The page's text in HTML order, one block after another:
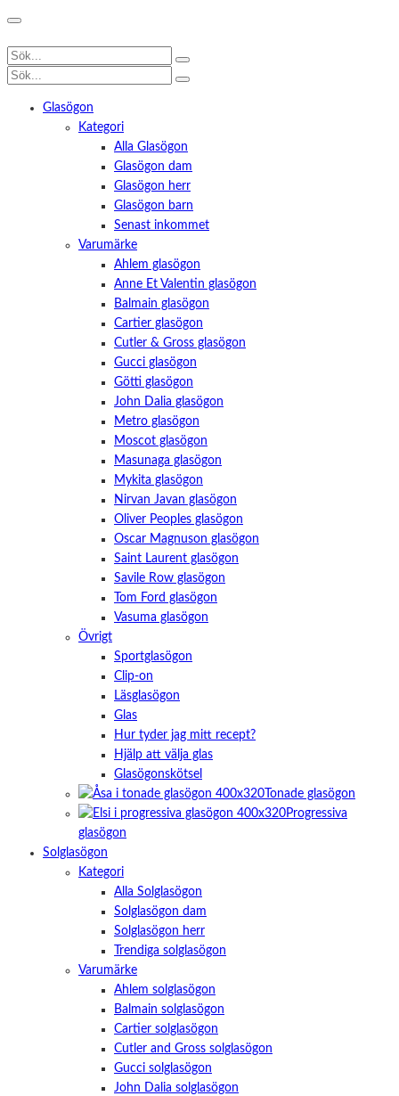
Glasögon
Kategori
Alla Glasögon
Glasögon dam
Glasögon herr
Glasögon barn
Senast inkommet
Varumärke
Ahlem glasögon
Anne Et Valentin glasögon
Balmain glasögon
Cartier glasögon
Cutler & Gross glasögon
Gucci glasögon
Götti glasögon
John Dalia glasögon
Metro glasögon
Moscot glasögon
Masunaga glasögon
Mykita glasögon
Nirvan Javan glasögon
Oliver Peoples glasögon
Oscar Magnuson glasögon
Saint Laurent glasögon
Savile Row glasögon
Tom Ford glasögon
Vasuma glasögon
Övrigt
Sportglasögon
Clip-on
Läsglasögon
Glas
Hur tyder jag mitt recept?
Hjälp att välja glas
Glasögonskötsel
Tonade glasögon
Progressiva
glasögon
Solglasögon
Kategori
Alla Solglasögon
Solglasögon dam
Solglasögon herr
Trendiga solglasögon
Varumärke
Ahlem solglasögon
Balmain solglasögon
Cartier solglasögon
Cutler and Gross solglasögon
Gucci solglasögon
John Dalia solglasögon